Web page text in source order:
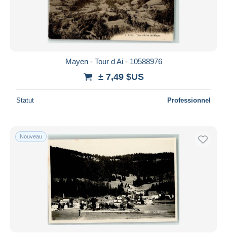
Mayen - Tour d Ai - 10588976
± 7,49 $US
Statut Professionnel
Nouveau